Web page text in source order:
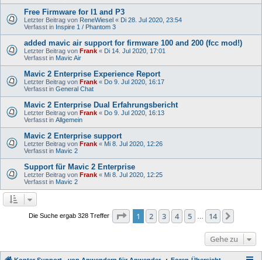
Free Firmware for I1 and P3
Letzter Beitrag von ReneWiesel « Di 28. Jul 2020, 23:54
Verfasst in Inspire 1 / Phantom 3
added mavic air support for firmware 100 and 200 (fcc mod!)
Letzter Beitrag von Frank « Di 14. Jul 2020, 17:01
Verfasst in Mavic Air
Mavic 2 Enterprise Experience Report
Letzter Beitrag von Frank « Do 9. Jul 2020, 16:17
Verfasst in General Chat
Mavic 2 Enterprise Dual Erfahrungsbericht
Letzter Beitrag von Frank « Do 9. Jul 2020, 16:13
Verfasst in Allgemein
Mavic 2 Enterprise support
Letzter Beitrag von Frank « Mi 8. Jul 2020, 12:26
Verfasst in Mavic 2
Support für Mavic 2 Enterprise
Letzter Beitrag von Frank « Mi 8. Jul 2020, 12:25
Verfasst in Mavic 2
Die Suche ergab 328 Treffer Seite 1von 14
1 2 3 4 5 14
Gehe zu